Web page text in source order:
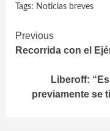
Tags: Noticias breves
Continue
Reading
Previous
Recorrida con el
Liberoff:
previamente se